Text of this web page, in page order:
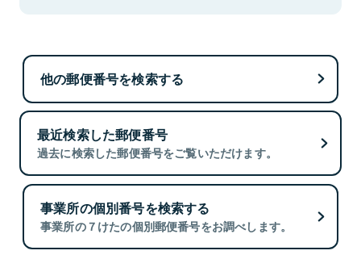
他の郵便番号を検索する
最近検索した郵便番号
過去に検索した郵便番号をご覧いただけます。
事業所の個別番号を検索する
事業所の７けたの個別郵便番号をお調べします。